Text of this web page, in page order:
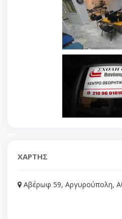
ΧΑΡΤΗΣ
Αβέρωφ 59, Αργυρούπολη,